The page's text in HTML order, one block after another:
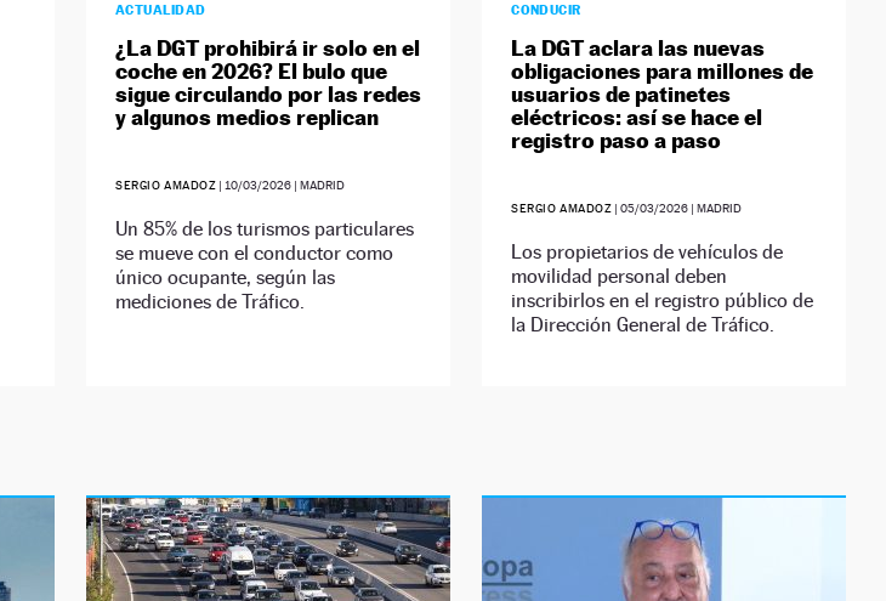
ACTUALIDAD
¿La DGT prohibirá ir solo en el
coche en 2026? El bulo que
sigue circulando por las redes
y algunos medios replican
SERGIO AMADOZ | 10/03/2026 | MADRID
Un 85% de los turismos particulares
se mueve con el conductor como
único ocupante, según las
mediciones de Tráfico.
CONDUCIR
La DGT aclara las nuevas
obligaciones para millones de
usuarios de patinetes
eléctricos: así se hace el
registro paso a paso
SERGIO AMADOZ |05/03/2026 | MADRID
Los propietarios de vehículos de
movilidad personal deben
inscribirlos en el registro público de
la Dirección General de Tráfico.